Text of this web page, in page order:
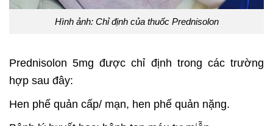
Hình ảnh: Chỉ định của thuốc Prednisolon
Prednisolon 5mg được chỉ định trong các trường
hợp sau đây:
Hen phế quản cấp/ mạn, hen phế quản nặng.